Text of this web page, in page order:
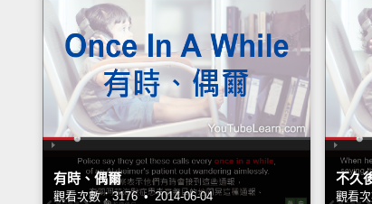
有時、偶爾
觀看次數：3176 • 2014-06-04
不久
觀看